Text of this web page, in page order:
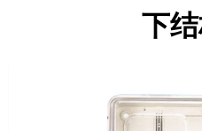
下结